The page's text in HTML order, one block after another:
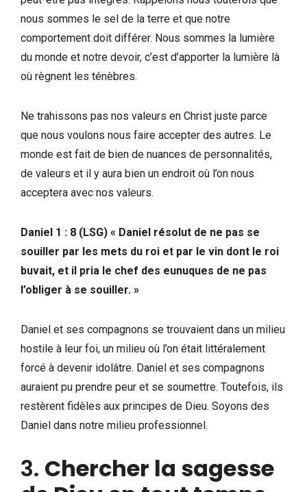
nous sommes le sel de la terre et que notre
comportement doit différer. Nous sommes la lumière
du monde et notre devoir, c’est d’apporter la lumière là
où règnent les ténèbres.
Ne trahissons pas nos valeurs en Christ juste parce
que nous voulons nous faire accepter des autres. Le
monde est fait de bien de nuances de personnalités,
de valeurs et il y aura bien un endroit où l’on nous
acceptera avec nos valeurs.
Daniel 1 : 8 (LSG) « Daniel résolut de ne pas se
souiller par les mets du roi et par le vin dont le roi
buvait, et il pria le chef des eunuques de ne pas
l’obliger à se souiller. »
Daniel et ses compagnons se trouvaient dans un milieu
hostile à leur foi, un milieu où l’on était littéralement
forcé à devenir idolâtre. Daniel et ses compagnons
auraient pu prendre peur et se soumettre. Toutefois, ils
restèrent fidèles aux principes de Dieu. Soyons des
Daniel dans notre milieu professionnel.
3. Chercher la sagesse